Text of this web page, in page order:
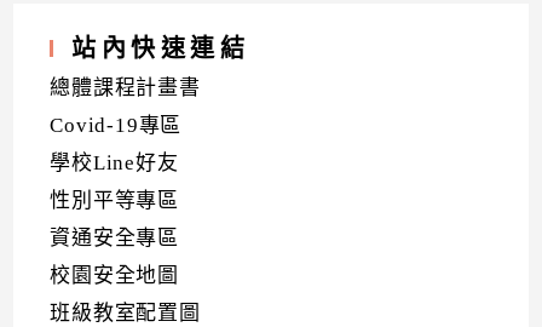
站內快速連結
總體課程計畫書
Covid-19專區
學校Line好友
性別平等專區
資通安全專區
校園安全地圖
班級教室配置圖